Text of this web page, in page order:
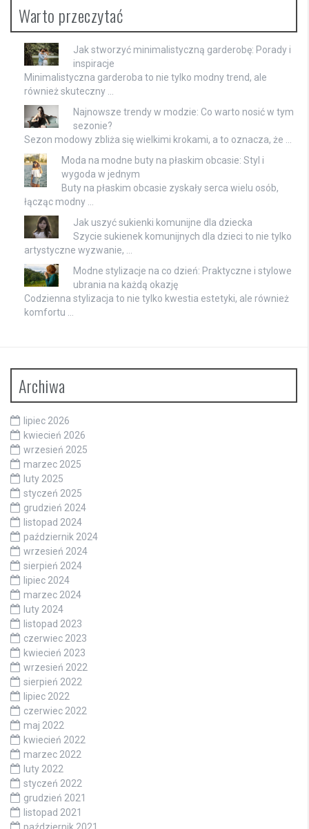
Warto przeczytać
Jak stworzyć minimalistyczną garderobę: Porady i
inspiracje
Minimalistyczna garderoba to nie tylko modny trend, ale
również skuteczny …
Najnowsze trendy w modzie: Co warto nosić w tym
sezonie?
Sezon modowy zbliża się wielkimi krokami, a to oznacza, że …
Moda na modne buty na płaskim obcasie: Styl i
wygoda w jednym
Buty na płaskim obcasie zyskały serca wielu osób,
łącząc modny …
Jak uszyć sukienki komunijne dla dziecka
Szycie sukienek komunijnych dla dzieci to nie tylko
artystyczne wyzwanie, …
Modne stylizacje na co dzień: Praktyczne i stylowe
ubrania na każdą okazję
Codzienna stylizacja to nie tylko kwestia estetyki, ale również
komfortu …
Archiwa
lipiec 2026
kwiecień 2026
wrzesień 2025
marzec 2025
luty 2025
styczeń 2025
grudzień 2024
listopad 2024
październik 2024
wrzesień 2024
sierpień 2024
lipiec 2024
marzec 2024
luty 2024
listopad 2023
czerwiec 2023
kwiecień 2023
wrzesień 2022
sierpień 2022
lipiec 2022
czerwiec 2022
maj 2022
kwiecień 2022
marzec 2022
luty 2022
styczeń 2022
grudzień 2021
listopad 2021
październik 2021